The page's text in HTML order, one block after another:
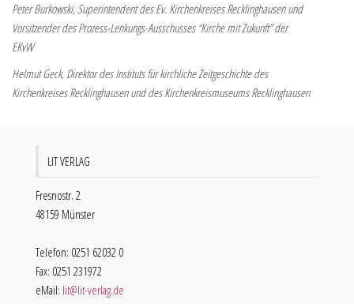
Peter Burkowski, Superintendent des Ev. Kirchenkreises Recklinghausen und
Vorsitzender des Prozess-Lenkungs-Ausschusses “Kirche mit Zukunft” der
EKvW
Helmut Geck, Direktor des Instituts für kirchliche Zeitgeschichte des
Kirchenkreises Recklinghausen und des Kirchenkreismuseums Recklinghausen
LIT VERLAG
Fresnostr. 2
48159 Münster
Telefon: 0251 62032 0
Fax: 0251 231972
eMail: lit@lit-verlag.de